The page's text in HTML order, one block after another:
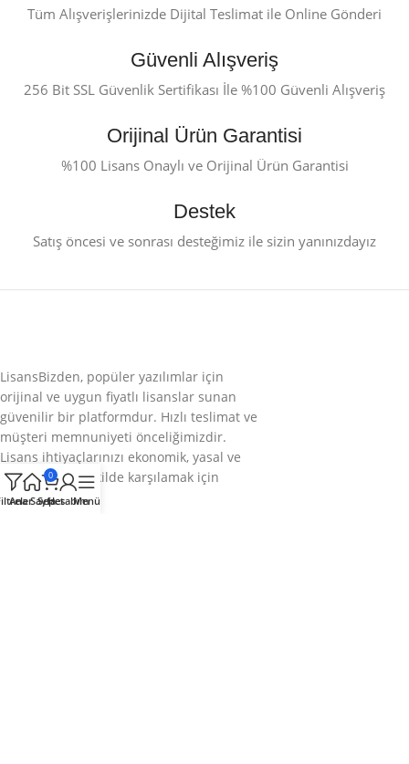
Tüm Alışverişlerinizde Dijital Teslimat ile Online Gönderi
Güvenli Alışveriş
256 Bit SSL Güvenlik Sertifikası İle %100 Güvenli Alışveriş
Orijinal Ürün Garantisi
%100 Lisans Onaylı ve Orijinal Ürün Garantisi
Destek
Satış öncesi ve sonrası desteğimiz ile sizin yanınızdayız
LisansBizden, popüler yazılımlar için
orijinal ve uygun fiyatlı lisanslar sunan
güvenilir bir platformdur. Hızlı teslimat ve
müşteri memnuniyeti önceliğimizdir.
Lisans ihtiyaçlarınızı ekonomik, yasal ve
sorunsuz bir şekilde karşılamak için
buradayız.
Ana Sayfa
0
Sepet
Hesabım
Menü